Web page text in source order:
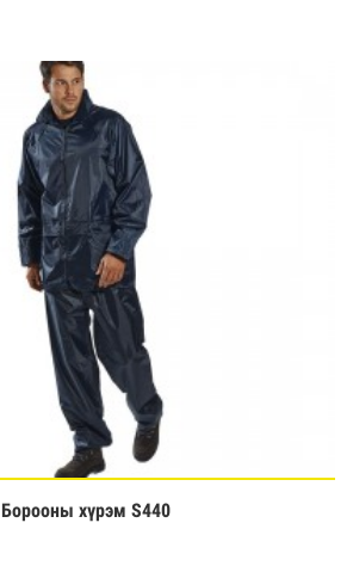
Үзэх
Борооны хүрэм S440